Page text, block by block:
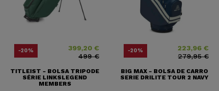
-20% Precio399,20 €
Precio base
499 €
TITLEIST - BOLSA TRIPODE
SÉRIE LINKSLEGEND
MEMBERS
-20% 223,96 €
Precio base
279,95 €
BIG MAX - BOLSA DE CARRO
SERIE DRILITE TOUR 2 NAVY